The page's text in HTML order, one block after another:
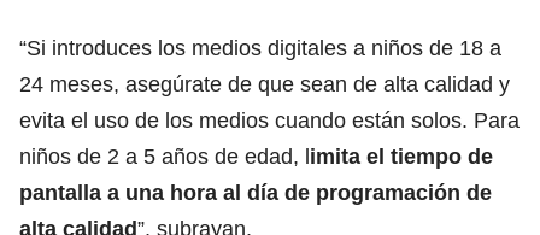
“Si introduces los medios digitales a niños de 18 a
24 meses, asegúrate de que sean de alta calidad y
evita el uso de los medios cuando están solos. Para
niños de 2 a 5 años de edad, limita el tiempo de
pantalla a una hora al día de programación de
alta calidad”, subrayan.